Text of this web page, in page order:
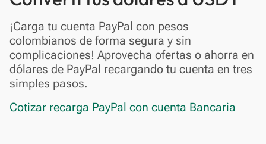
¡Carga tu cuenta PayPal con pesos
colombianos de forma segura y sin
complicaciones! Aprovecha ofertas o ahorra en
dólares de PayPal recargando tu cuenta en tres
simples pasos.
Cotizar recarga PayPal con cuenta Bancaria